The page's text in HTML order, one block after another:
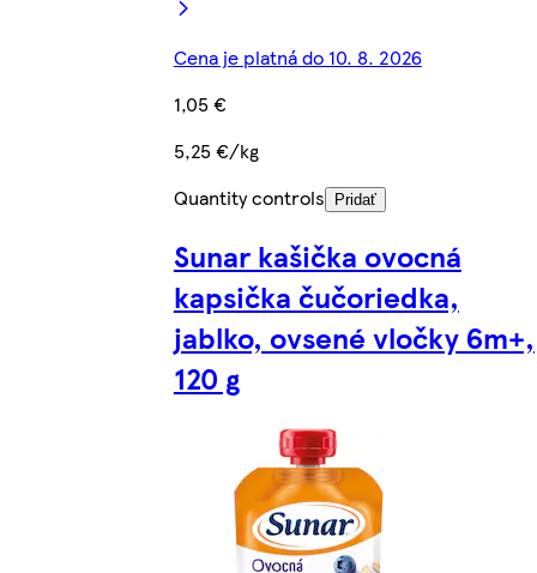
Cena je platná do 10. 8. 2026
1,05 €
5,25 €/kg
Quantity controls
Pridať
Sunar kašička ovocná
kapsička čučoriedka,
jablko, ovsené vločky 6m+,
120 g